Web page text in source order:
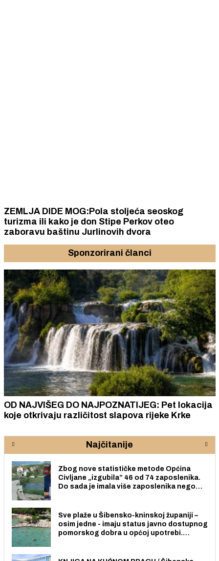
ZEMLJA DIDE MOG:Pola stoljeća seoskog
turizma ili kako je don Stipe Perkov oteo
zaboravu baštinu Jurlinovih dvora
Sponzorirani članci
OD NAJVIŠEG DO NAJPOZNATIJEG: Pet lokacija
koje otkrivaju različitost slapova rijeke Krke
Najčitanije
Zbog nove statističke metode Općina
Civljane „izgubila” 46 od 74 zaposlenika.
Do sada je imala više zaposlenika nego
Sve plaže u Šibensko-kninskoj županiji –
osim jedne - imaju status javno dostupnog
pomorskog dobra u općoj upotrebi.